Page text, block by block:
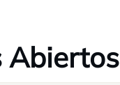
Abiertos